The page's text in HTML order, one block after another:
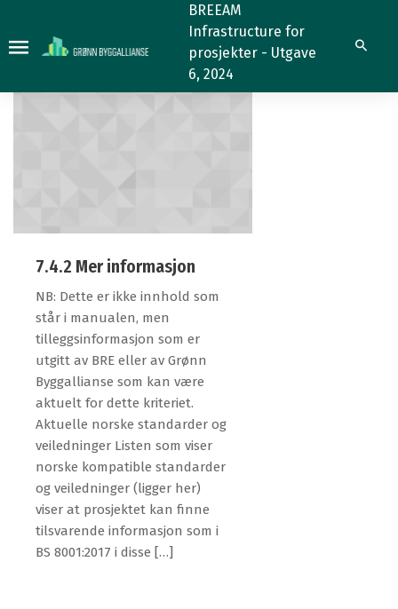
BREEAM
Infrastructure for
prosjekter - Utgave
6, 2024
Søk
7.4.2 Mer informasjon
NB: Dette er ikke innhold som
står i manualen, men
tilleggsinformasjon som er
utgitt av BRE eller av Grønn
Byggallianse som kan være
aktuelt for dette kriteriet.
Aktuelle norske standarder og
veiledninger Listen som viser
norske kompatible standarder
og veiledninger (ligger her)
viser at prosjektet kan finne
tilsvarende informasjon som i
BS 8001:2017 i disse […]